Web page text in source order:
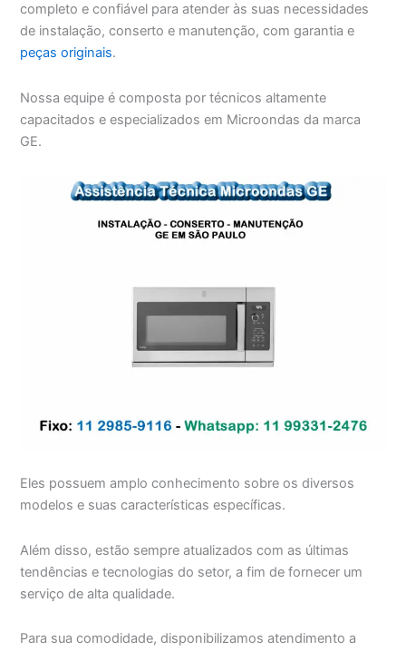
completo e confiável para atender às suas necessidades
de instalação, conserto e manutenção, com garantia e
peças originais.
Nossa equipe é composta por técnicos altamente
capacitados e especializados em Microondas da marca
GE.
Eles possuem amplo conhecimento sobre os diversos
modelos e suas características específicas.
Além disso, estão sempre atualizados com as últimas
tendências e tecnologias do setor, a fim de fornecer um
serviço de alta qualidade.
Para sua comodidade, disponibilizamos atendimento a